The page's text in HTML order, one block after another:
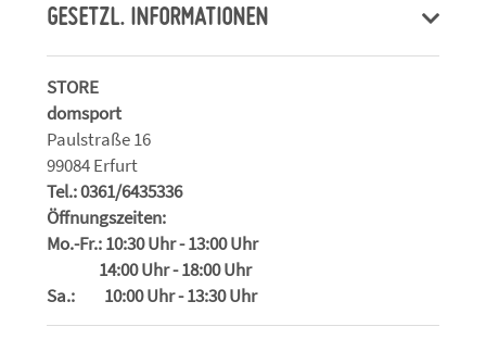
GESETZL. INFORMATIONEN
STORE
domsport
Paulstraße 16
99084 Erfurt
Tel.: 0361/6435336
Öffnungszeiten:
Mo.-Fr.: 10:30 Uhr - 13:00 Uhr
14:00 Uhr - 18:00 Uhr
Sa.: 10:00 Uhr - 13:30 Uhr